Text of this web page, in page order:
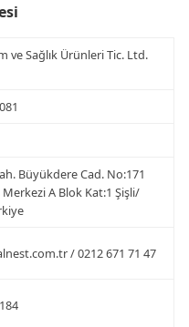
ve Sağlık Ürünleri Tic. Ltd.
Büyükdere Cad. No:171
A Blok Kat:1 Şişli/
/ 0212 671 71 47